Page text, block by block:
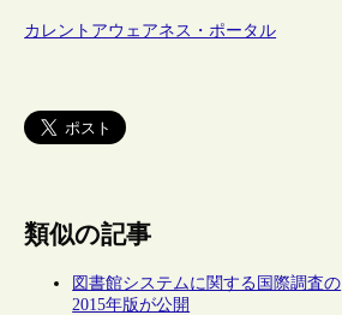
カレントアウェアネス・ポータル
類似の記事
図書館システムに関する国際調査の
2015年版が公開